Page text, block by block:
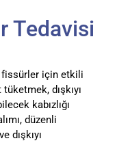
Tedavisi
fissürler için etkili
dışkıyı
kabızlığı
düzenli
dışkıyı